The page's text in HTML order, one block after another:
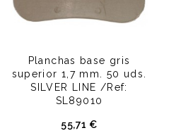
Planchas base gris
superior 1,7 mm. 50 uds.
SILVER LINE /Ref:
SL89010
55,71 €Precio